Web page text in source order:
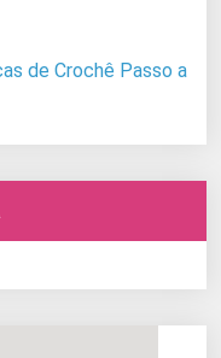
de Crochê Passo a